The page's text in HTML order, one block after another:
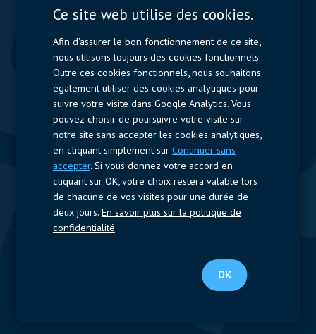
Contactors & Fuses
Measurement
Resistors
Accès rapide
Profil de l’entreprise Fournisseurs Jobs
Suivez-nous
LinkedIn
Ce site web utilise des cookies.
Afin d'assurer le bon fonctionnement de ce site,
nous utilisons toujours des cookies fonctionnels.
Outre ces cookies fonctionnels, nous souhaitons
également utiliser des cookies analytiques pour
suivre votre visite dans Google Analytics. Vous
pouvez choisir de poursuivre votre visite sur
notre site sans accepter les cookies analytiques,
en cliquant simplement sur Continuer sans
accepter. Si vous donnez votre accord en
cliquant sur OK, votre choix restera valable lors
de chacune de vos visites pour une durée de
deux jours. En savoir plus sur la politique de
confidentialité
OK